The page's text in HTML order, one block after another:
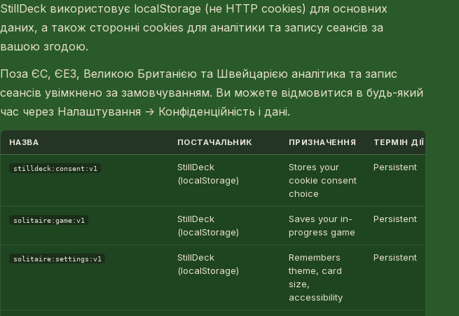
StillDeck використовує localStorage (не HTTP cookies) для основних
даних, а також сторонні cookies для аналітики та запису сеансів за
вашою згодою.
Поза ЄС, ЄЕЗ, Великою Британією та Швейцарією аналітика та запис
сеансів увімкнено за замовчуванням. Ви можете відмовитися в будь-який
час через Налаштування → Конфіденційність і дані.
НАЗВА ПОСТАЧАЛЬНИК ПРИЗНАЧЕННЯ ТЕРМІН ДІЇ
stilldeck:consent:v1
StillDeck
(localStorage)
Stores your
cookie consent
choice
Persistent
solitaire:game:v1
StillDeck
(localStorage)
Saves your in-
progress game
Persistent
solitaire:settings:v1
StillDeck
(localStorage)
Remembers
theme, card
size,
accessibility
Persistent